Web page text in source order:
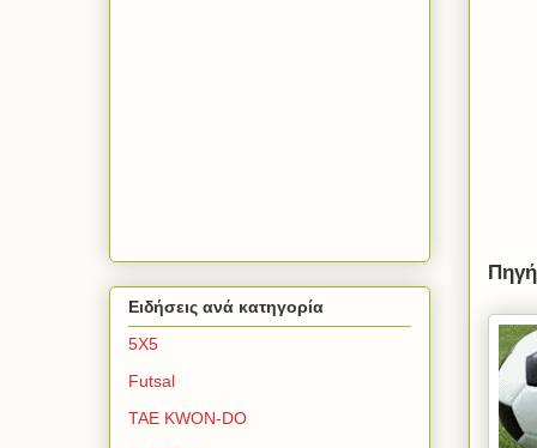
Ειδήσεις ανά κατηγορία
5Χ5
Futsal
TAE KWON-DO